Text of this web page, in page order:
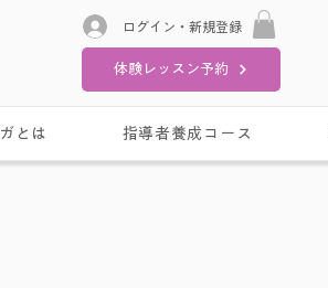
ログイン・新規登録
体験レッスン予約
とは 指導者養成コース